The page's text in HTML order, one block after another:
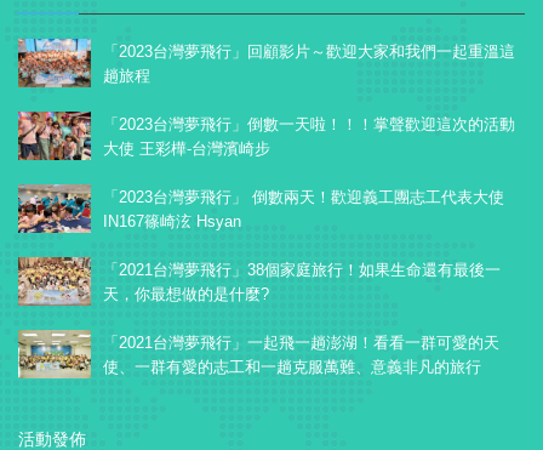
「2023台灣夢飛行」回顧影片～歡迎大家和我們一起重溫這
趟旅程
「2023台灣夢飛行」倒數一天啦！！！掌聲歡迎這次的活動
大使 王彩樺-台灣濱崎步
「2023台灣夢飛行」 倒數兩天！歡迎義工團志工代表大使
IN167篠崎泫 Hsyan
「2021台灣夢飛行」38個家庭旅行！如果生命還有最後一
天，你最想做的是什麼?
「2021台灣夢飛行」一起飛一趟澎湖！看看一群可愛的天
使、一群有愛的志工和一趟克服萬難、意義非凡的旅行
活動發佈